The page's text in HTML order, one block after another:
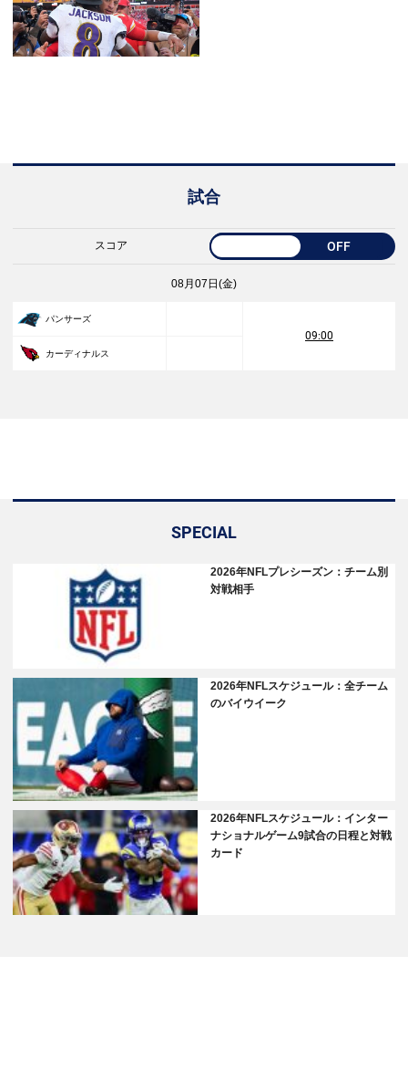
試合
スコア OFF
08月07日(金)
パンサーズ
09:00
カーディナルス
SPECIAL
2026年NFLプレシーズン：チーム別
対戦相手
2026年NFLスケジュール：全チーム
のバイウイーク
2026年NFLスケジュール：インター
ナショナルゲーム9試合の日程と対戦
カード